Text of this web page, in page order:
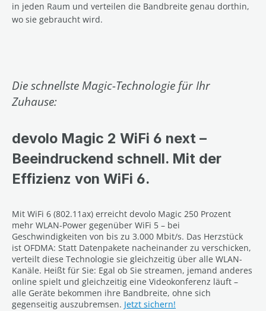
in jeden Raum und verteilen die Bandbreite genau dorthin,
wo sie gebraucht wird.
Die schnellste Magic-Technologie für Ihr
Zuhause:
devolo Magic 2 WiFi 6 next –
Beeindruckend schnell. Mit der
Effizienz von WiFi 6.
Mit WiFi 6 (802.11ax) erreicht devolo Magic 250 Prozent
mehr WLAN-Power gegenüber WiFi 5 – bei
Geschwindigkeiten von bis zu 3.000 Mbit/s. Das Herzstück
ist OFDMA: Statt Datenpakete nacheinander zu verschicken,
verteilt diese Technologie sie gleichzeitig über alle WLAN-
Kanäle. Heißt für Sie: Egal ob Sie streamen, jemand anderes
online spielt und gleichzeitig eine Videokonferenz läuft –
alle Geräte bekommen ihre Bandbreite, ohne sich
gegenseitig auszubremsen. Jetzt sichern!